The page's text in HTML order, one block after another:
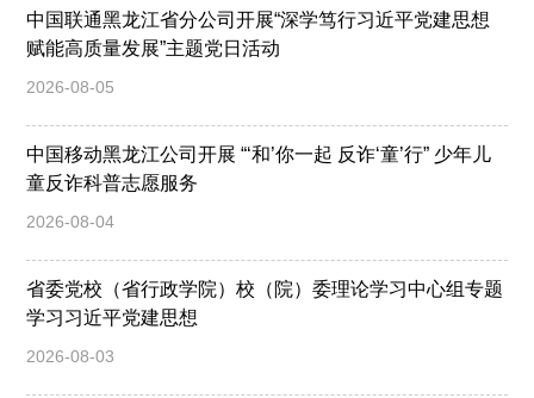
中国联通黑龙江省分公司开展“深学笃行习近平党建思想
赋能高质量发展”主题党日活动
2026-08-05
中国移动黑龙江公司开展 “‘和’你一起 反诈‘童’行” 少年儿
童反诈科普志愿服务
2026-08-04
省委党校（省行政学院）校（院）委理论学习中心组专题
学习习近平党建思想
2026-08-03